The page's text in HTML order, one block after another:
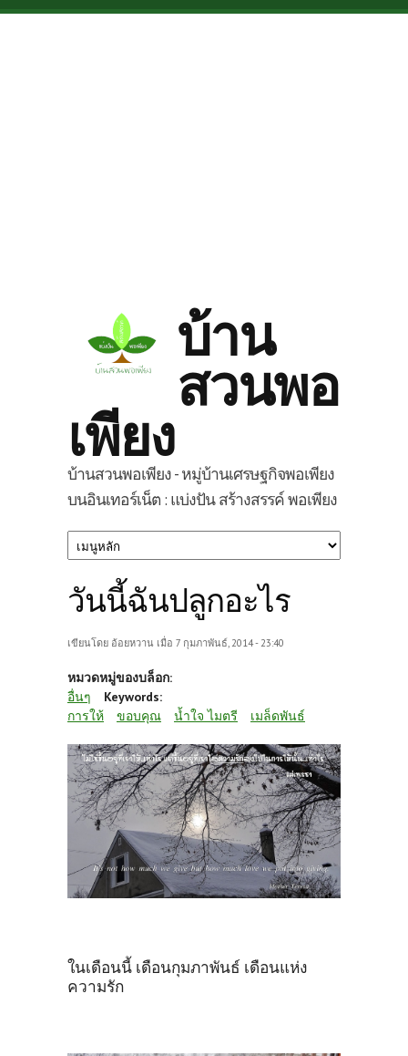
Skip to main content
บ้าน
สวนพอ
เพียง
บ้านสวนพอเพียง - หมู่บ้านเศรษฐกิจพอเพียง
บนอินเทอร์เน็ต : แบ่งปัน สร้างสรรค์ พอเพียง
วันนี้ฉันปลูกอะไร
เขียนโดย อ้อยหวาน เมื่อ 7 กุมภาพันธ์, 2014 - 23:40
หมวดหมู่ของบล็อก:
อื่นๆ
Keywords:
การให้
ขอบคุณ น้ำใจ ไมตรี เมล็ดพันธ์
ในเดือนนี้ เดือนกุมภาพันธ์ เดือนแห่ง
ความรัก